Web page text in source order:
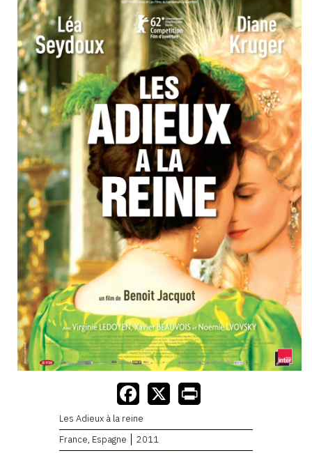
Les Adieux à la reine
France, Espagne
2011